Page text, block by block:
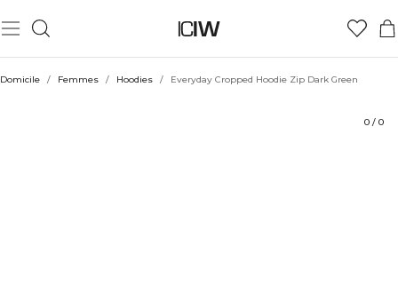
Domicile / Femmes / Hoodies / Everyday Cropped Hoodie Zip Dark Green
0 / 0